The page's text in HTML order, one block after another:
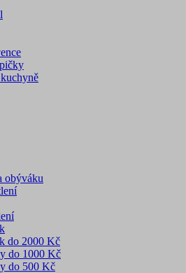
obýváku
do 2000 Kč
do 1000 Kč
do 500 Kč